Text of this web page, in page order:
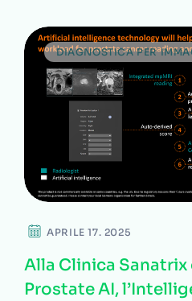
DIAGNOSTICA PER
APRILE 17. 2025
Alla Clinica Sanatrix
Prostate AI,